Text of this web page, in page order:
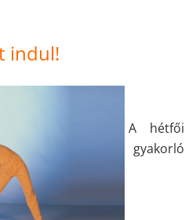
indul!
A hétfői
gyakorló